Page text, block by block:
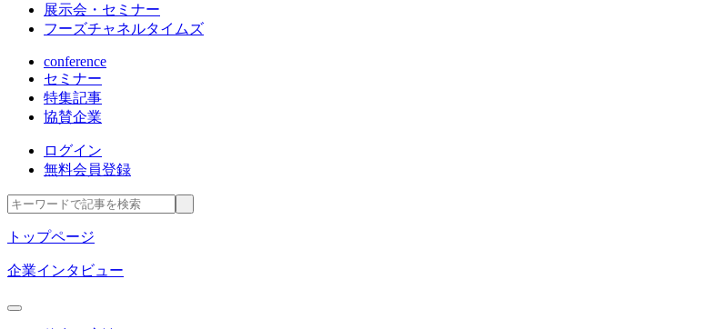
展示会・セミナー
フーズチャネルタイムズ
conference
セミナー
特集記事
協賛企業
ログイン
無料会員登録
トップページ
企業インタビュー